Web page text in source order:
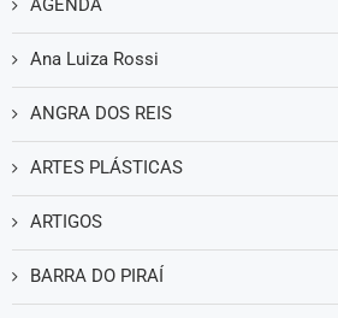
AGENDA
Ana Luiza Rossi
ANGRA DOS REIS
ARTES PLÁSTICAS
ARTIGOS
BARRA DO PIRAÍ